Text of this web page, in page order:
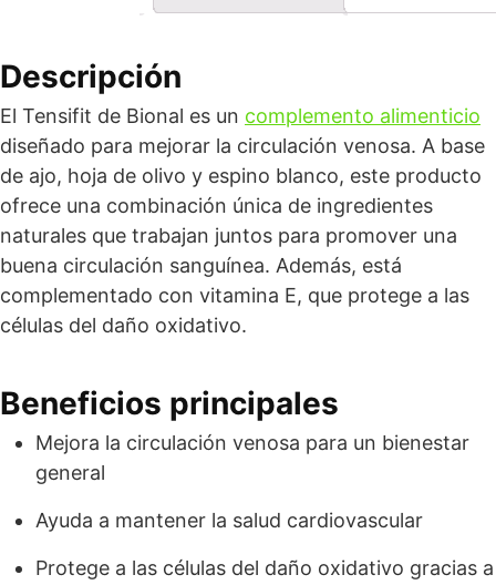
Descripción
El Tensifit de Bional es un complemento alimenticio
diseñado para mejorar la circulación venosa. A base
de ajo, hoja de olivo y espino blanco, este producto
ofrece una combinación única de ingredientes
naturales que trabajan juntos para promover una
buena circulación sanguínea. Además, está
complementado con vitamina E, que protege a las
células del daño oxidativo.
Beneficios principales
Mejora la circulación venosa para un bienestar
general
Ayuda a mantener la salud cardiovascular
Protege a las células del daño oxidativo gracias a